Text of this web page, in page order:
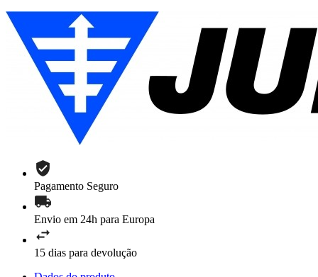
Pagamento Seguro
Envio em 24h para Europa
15 dias para devolução